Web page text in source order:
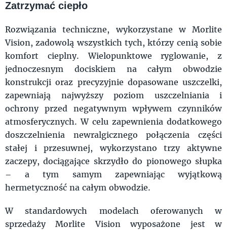
Zatrzymać ciepło
Rozwiązania techniczne, wykorzystane w Morlite
Vision, zadowolą wszystkich tych, którzy cenią sobie
komfort cieplny. Wielopunktowe ryglowanie, z
jednoczesnym dociskiem na całym obwodzie
konstrukcji oraz precyzyjnie dopasowane uszczelki,
zapewniają najwyższy poziom uszczelniania i
ochrony przed negatywnym wpływem czynników
atmosferycznych. W celu zapewnienia dodatkowego
doszczelnienia newralgicznego połączenia części
stałej i przesuwnej, wykorzystano trzy aktywne
zaczepy, dociągające skrzydło do pionowego słupka
– a tym samym zapewniając wyjątkową
hermetyczność na całym obwodzie.
W standardowych modelach oferowanych w
sprzedaży Morlite Vision wyposażone jest w